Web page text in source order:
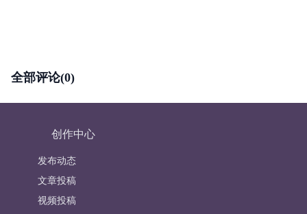
全部评论(0)
创作中心
发布动态
文章投稿
视频投稿